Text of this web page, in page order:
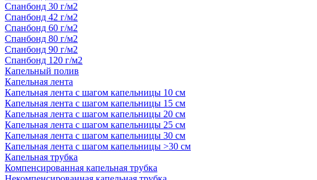
Спанбонд 30 г/м2
Спанбонд 42 г/м2
Спанбонд 60 г/м2
Спанбонд 80 г/м2
Спанбонд 90 г/м2
Спанбонд 120 г/м2
Капельный полив
Капельная лента
Капельная лента с шагом капельницы 10 см
Капельная лента с шагом капельницы 15 см
Капельная лента с шагом капельницы 20 см
Капельная лента с шагом капельницы 25 см
Капельная лента с шагом капельницы 30 см
Капельная лента с шагом капельницы >30 см
Капельная трубка
Компенсированная капельная трубка